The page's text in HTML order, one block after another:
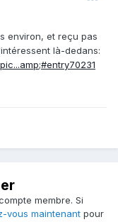
environ, et reçu pas
là-dedans:
membre. Si
vous maintenant pour